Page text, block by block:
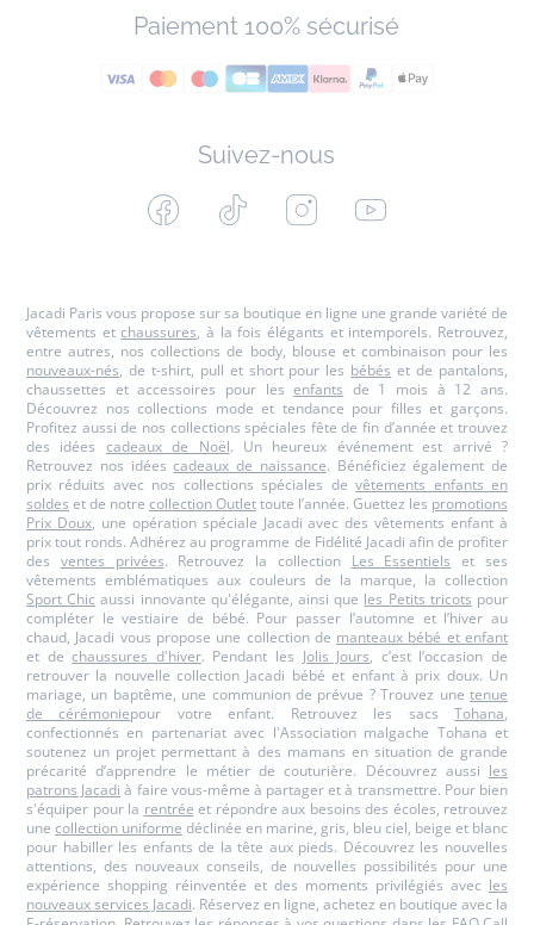
Paiement 100% sécurisé
Suivez-nous
Facebook Tiktok InstagramYoutube
Jacadi Paris vous propose sur sa boutique en ligne une grande variété de
vêtements etchaussures, à la fois élégants et intemporels. Retrouvez,
entre autres, nos collections de body, blouse et combinaison pour les
nouveaux-nés, de t-shirt, pull et short pour les bébés et de pantalons,
chaussettes et accessoires pour lesenfants de 1 mois à 12 ans.
Découvrez nos collections mode et tendance pour filles et garçons.
Profitez aussi de nos collections spéciales fête de fin d’année et trouvez
des idées cadeaux de Noël. Un heureux événement est arrivé ?
Retrouvez nos idéescadeaux de naissance. Bénéficiez également de
prix réduits avec nos collections spéciales devêtements enfants en
soldes et de notre collection Outlettoute l’année. Guettez les promotions
Prix Doux, une opération spéciale Jacadi avec des vêtements enfant à
prix tout ronds. Adhérez au programme de Fidélité Jacadi afin de profiter
des ventes privées. Retrouvez la collection Les Essentiels et ses
vêtements emblématiques aux couleurs de la marque, la collection
Sport Chic aussi innovante qu'élégante, ainsi que les Petits tricots pour
compléter le vestiaire de bébé. Pour passer l’automne et l’hiver au
chaud, Jacadi vous propose une collection de manteaux bébé et enfant
et dechaussures d'hiver. Pendant les Jolis Jours, c’est l’occasion de
retrouver la nouvelle collection Jacadi bébé et enfant à prix doux. Un
mariage, un baptême, une communion de prévue ? Trouvez une tenue
de cérémoniepour votre enfant. Retrouvez les sacsTohana,
confectionnés en partenariat avec l'Association malgache Tohana et
soutenez un projet permettant à des mamans en situation de grande
précarité d’apprendre le métier de couturière. Découvrez aussi les
patrons Jacadi à faire vous-même à partager et à transmettre. Pour bien
s'équiper pour la rentrée et répondre aux besoins des écoles, retrouvez
une collection uniforme déclinée en marine, gris, bleu ciel, beige et blanc
pour habiller les enfants de la tête aux pieds. Découvrez les nouvelles
attentions, des nouveaux conseils, de nouvelles possibilités pour une
expérience shopping réinventée et des moments privilégiés avec les
nouveaux services Jacadi. Réservez en ligne, achetez en boutique avec la